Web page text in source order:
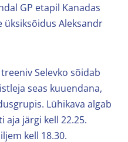
GP etapil Kanadas
üksiksõidus Aleksandr
Selevko sõidab
seas kuuendana,
Lühikava algab
aja järgi kell 22.25.
kell 18.30.